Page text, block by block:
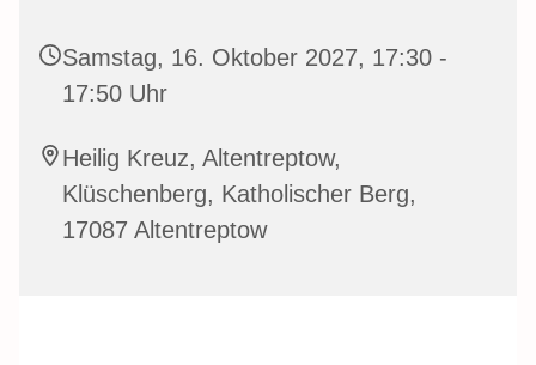
Samstag, 16. Oktober 2027, 17:30 -
17:50 Uhr
Heilig Kreuz, Altentreptow,
Klüschenberg, Katholischer Berg,
17087 Altentreptow